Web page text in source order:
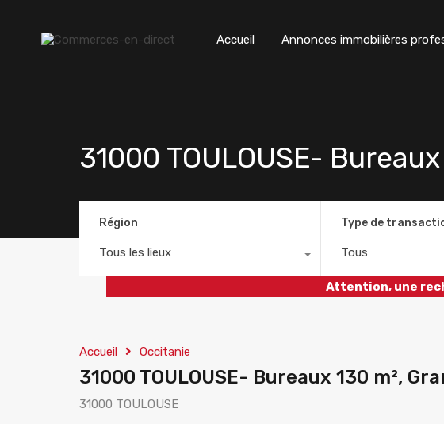
Accueil Annonces immobilières
31000 TOULOUSE-
Région
Tous les lieux
Type de
Tous
Attention, une
Accueil Occitanie
31000 TOULOUSE- Bureaux 130 m²,
31000 TOULOUSE